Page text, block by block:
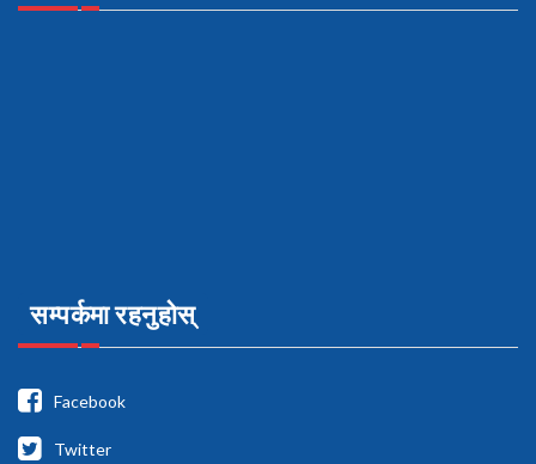
सम्पर्कमा रहनुहोस्
Facebook
Twitter